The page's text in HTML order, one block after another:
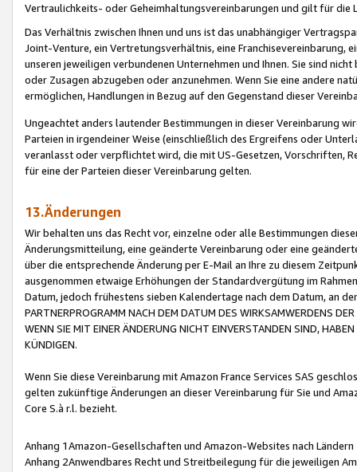
Vertraulichkeits- oder Geheimhaltungsvereinbarungen und gilt für die
Das Verhältnis zwischen Ihnen und uns ist das unabhängiger
Joint-Venture, ein Vertretungsverhältnis, eine Franchisevereinbarung,
unseren jeweiligen verbundenen Unternehmen und Ihnen. Sie sind
oder Zusagen abzugeben oder anzunehmen. Wenn Sie eine andere
ermöglichen, Handlungen in Bezug auf den Gegenstand dieser
Ungeachtet anders lautender Bestimmungen in dieser Vereinbarung
Parteien in irgendeiner Weise (einschließlich des Ergreifens oder
veranlasst oder verpflichtet wird, die mit US-Gesetzen, Vorschriften,
für eine der Parteien dieser Vereinbarung gelten.
13.Änderungen
Wir behalten uns das Recht vor, einzelne oder alle Bestimmungen
Änderungsmitteilung, eine geänderte Vereinbarung oder eine
über die entsprechende Änderung per E-Mail an Ihre zu diesem
ausgenommen etwaige Erhöhungen der Standardvergütung im
Datum, jedoch frühestens sieben Kalendertage nach dem Datum, an
PARTNERPROGRAMM NACH DEM DATUM DES WIRKSAMWERDENS
WENN SIE MIT EINER ÄNDERUNG NICHT EINVERSTANDEN SIND,
KÜNDIGEN.
Wenn Sie diese Vereinbarung mit Amazon France Services SAS
gelten zukünftige Änderungen an dieser Vereinbarung für Sie und
Core S.à r.l. bezieht.
Anhang 1Amazon-Gesellschaften und Amazon-Websites nach Ländern
Anhang 2Anwendbares Recht und Streitbeilegung für die jeweiligen